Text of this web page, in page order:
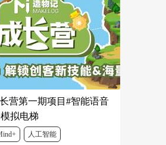
营第一期项目#智能语音
拟电梯
人工智能